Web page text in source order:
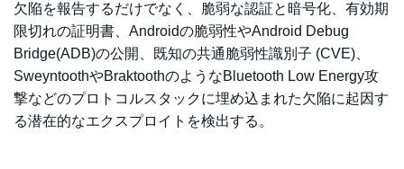
欠陥を報告するだけでなく、脆弱な認証と暗号化、有効期
限切れの証明書、Androidの脆弱性やAndroid Debug
Bridge(ADB)の公開、既知の共通脆弱性識別子 (CVE)、
SweyntoothやBraktoothのようなBluetooth Low Energy攻
撃などのプロトコルスタックに埋め込まれた欠陥に起因す
る潜在的なエクスプロイトを検出する。